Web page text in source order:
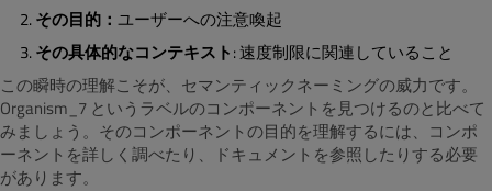
その目的： ユーザーへの注意喚起
その具体的なコンテキスト: 速度制限に関連していること
この瞬時の理解こそが、セマンティックネーミングの威力です。
Organism_7 というラベルのコンポーネントを見つけるのと比べて
みましょう。そのコンポーネントの目的を理解するには、コンポ
ーネントを詳しく調べたり、ドキュメントを参照したりする必要
があります。